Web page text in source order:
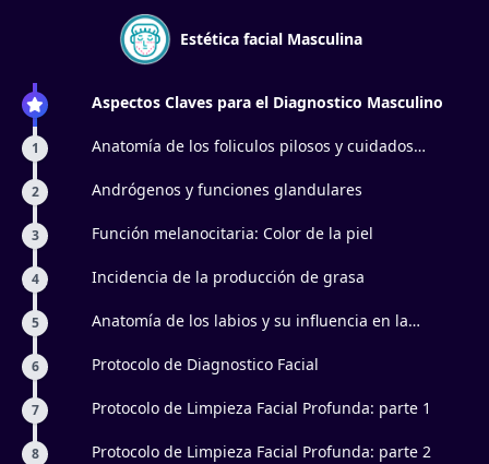
Estética facial Masculina
Aspectos Claves para el Diagnostico Masculino
1
Anatomía de los foliculos pilosos y cuidados
2 Andrógenos y funciones glandulares
3 Función melanocitaria: Color de la piel
4 Incidencia de la producción de grasa
5
Anatomía de los labios y su influencia en la
6 Protocolo de Diagnostico Facial
7 Protocolo de Limpieza Facial Profunda: parte 1
8 Protocolo de Limpieza Facial Profunda: parte 2